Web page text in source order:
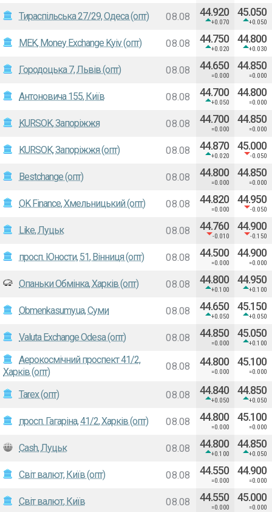
Тираспільська 27/29, Одеса (опт) 08.08 44.920
+0.070
45.050
+0.050
MEK, Money Exchange Kyiv (опт) 08.08 44.750
+0.020
44.800
+0.030
Городоцька 7, Львів (опт) 08.08 44.650
=0.000
44.850
=0.000
Антоновича 155, Київ 08.08 44.700
+0.050
44.800
=0.000
KURSOK, Запоріжжя 08.08 44.700
=0.000
44.850
=0.000
KURSOK, Запоріжжя (опт) 08.08 44.870
+0.020
45.000
-0.050
Bestchange (опт) 08.08 44.800
=0.000
44.850
=0.000
OK Finance, Хмельницький (опт) 08.08 44.820
=0.000
44.950
-0.050
Like, Луцьк 08.08 44.760
-0.010
44.900
-0.150
просп. Юности, 51, Вінниця (опт) 08.08 44.500
=0.000
44.900
=0.000
Опаньки Обмінка, Харків (опт) 08.08 44.800
+0.100
44.950
+0.100
Obmenkasumy.ua, Суми 08.08 44.650
+0.050
45.150
+0.050
Valuta Exchange Odesa (опт) 08.08 44.850
=0.000
45.050
+0.100
Аерокосмічний проспект 41/2,
Харків (опт)
08.08 44.800
=0.000
45.100
=0.000
Tarex (опт) 08.08 44.840
+0.050
44.850
+0.050
просп. Гагаріна, 41/2, Харків (опт) 08.08 44.800
=0.000
45.100
=0.000
Cash, Луцьк 08.08 44.800
+0.100
44.850
+0.050
Світ валют, Київ (опт) 08.08 44.550
=0.000
44.900
=0.000
Світ валют, Київ 08.08 44.550
=0.000
45.000
=0.000